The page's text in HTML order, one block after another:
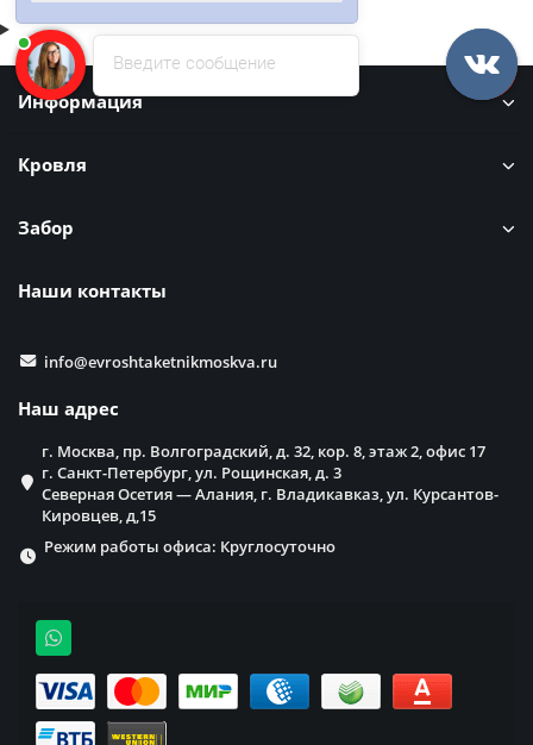
Информация
Кровля
Забор
Наши контакты
info@evroshtaketnikmoskva.ru
Наш адрес
г. Москва, пр. Волгоградский, д. 32, кор. 8, этаж 2, офис 17
г. Санкт-Петербург, ул. Рощинская, д. 3
Северная Осетия — Алания, г. Владикавказ, ул. Курсантов-
Кировцев, д,15
Режим работы офиса: Круглосуточно
Введите сообщение